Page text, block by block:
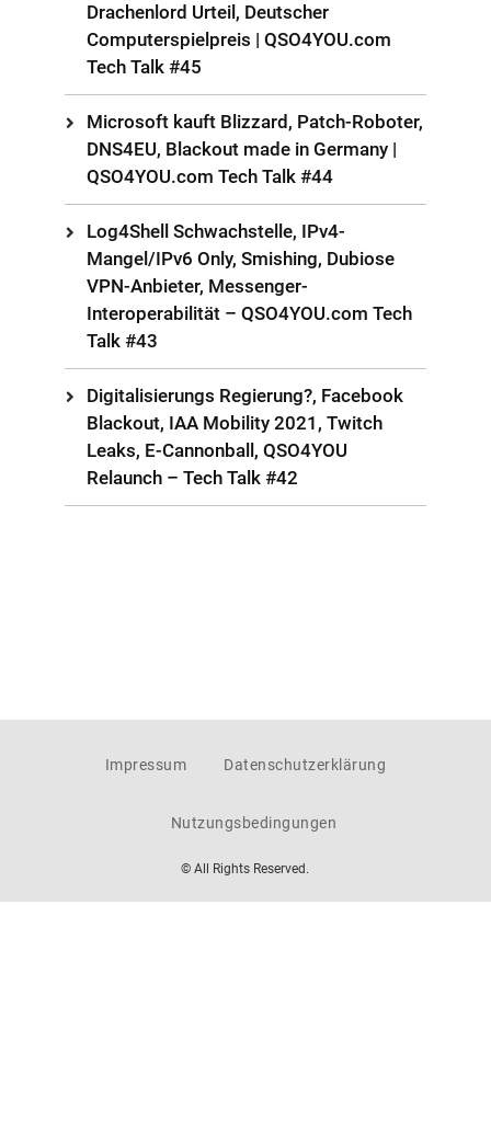
Drachenlord Urteil, Deutscher
Computerspielpreis | QSO4YOU.com
Tech Talk #45
Microsoft kauft Blizzard, Patch-Roboter,
DNS4EU, Blackout made in Germany |
QSO4YOU.com Tech Talk #44
Log4Shell Schwachstelle, IPv4-
Mangel/IPv6 Only, Smishing, Dubiose
VPN-Anbieter, Messenger-
Interoperabilität – QSO4YOU.com Tech
Talk #43
Digitalisierungs Regierung?, Facebook
Blackout, IAA Mobility 2021, Twitch
Leaks, E-Cannonball, QSO4YOU
Relaunch – Tech Talk #42
Impressum Datenschutzerklärung
Nutzungsbedingungen
© All Rights Reserved.